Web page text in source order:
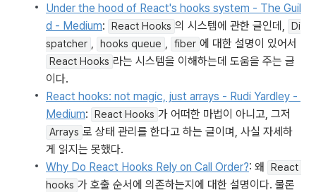
Under the hood of React's hooks system - The Guil
d - Medium: React Hooks 의 시스템에 관한 글인데,
Di
spatcher
hooks queue fiber
React Hooks 라는 시스템을 이해하는데 도움을 주는 글
이다.
React hooks: not magic, just arrays - Rudi Yardley -
Medium: React Hooks
Arrays 로 상태 관리를 한다고 하는 글이며, 사실 자세하
게 읽지는 못했다.
Why Do React Hooks Rely on Call Order?: 왜 React
hooks 가 호출 순서에 의존하는지에 대한 설명이다. 물론